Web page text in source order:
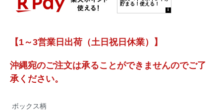
【1～3営業日出荷（土日祝日休業）】
沖縄宛のご注文は承ることができませんのでご了
承ください。
ボックス柄